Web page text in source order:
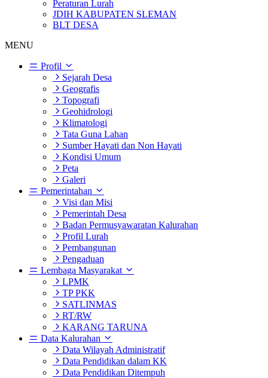
Peraturan Lurah
JDIH KABUPATEN SLEMAN
BLT DESA
MENU
Profil
Sejarah Desa
Geografis
Topografi
Geohidrologi
Klimatologi
Tata Guna Lahan
Sumber Hayati dan Non Hayati
Kondisi Umum
Peta
Galeri
Pemerintahan
Visi dan Misi
Pemerintah Desa
Badan Permusyawaratan Kalurahan
Profil Lurah
Pembangunan
Pengaduan
Lembaga Masyarakat
LPMK
TP PKK
SATLINMAS
RT/RW
KARANG TARUNA
Data Kalurahan
Data Wilayah Administratif
Data Pendidikan dalam KK
Data Pendidikan Ditempuh